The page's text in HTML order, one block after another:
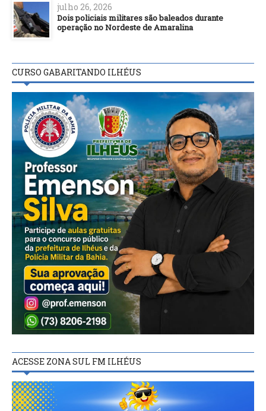
julho 26, 2026
Dois policiais militares são baleados durante
operação no Nordeste de Amaralina
CURSO GABARITANDO ILHÉUS
ACESSE ZONA SUL FM ILHÉUS